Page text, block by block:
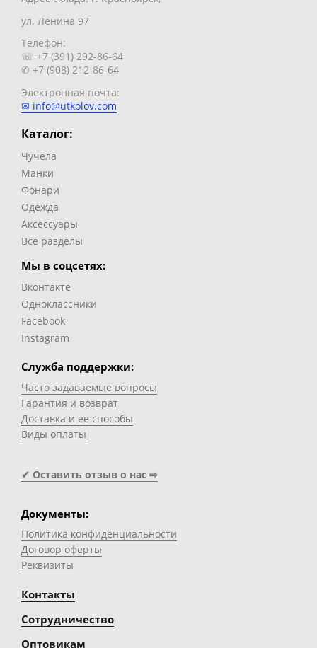
ул. Ленина 97
Телефон:
☏ +7 (391) 292-86-64
✆ +7 (908) 212-86-64
Электронная почта:
✉ info@utkolov.com
Каталог:
Чучела
Манки
Фонари
Одежда
Аксессуары
Все разделы
Мы в соцсетях:
Вконтакте
Одноклассники
Facebook
Instagram
Служба поддержки:
Часто задаваемые вопросы
Гарантия и возврат
Доставка и ее способы
Виды оплаты
✔ Оставить отзыв о нас ⇨
Документы:
Политика конфиденциальности
Договор оферты
Реквизиты
Контакты
Сотрудничество
Оптовикам